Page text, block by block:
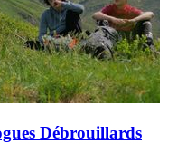
Débrouillards